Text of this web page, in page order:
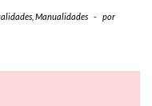
Manualidades -
por